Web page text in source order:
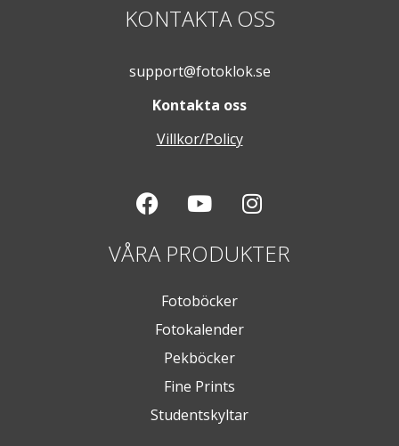
KONTAKTA OSS
support@fotoklok.se
Kontakta oss
Villkor/Policy
VÅRA PRODUKTER
Fotoböcker
Fotokalender
Pekböcker
Fine Prints
Studentskyltar